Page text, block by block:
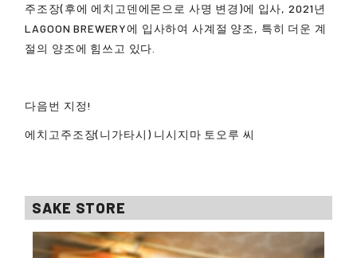
주조장(후에 에치고덴에몬으로 사명 변경)에 입사, 2021년
LAGOON BREWERY에 입사하여 사계절 양조, 특히 더운 계
절의 양조에 힘쓰고 있다.
다음번 지정!
에치고주조장(니가타시) 니시지마 토오루 씨
SAKE STORE